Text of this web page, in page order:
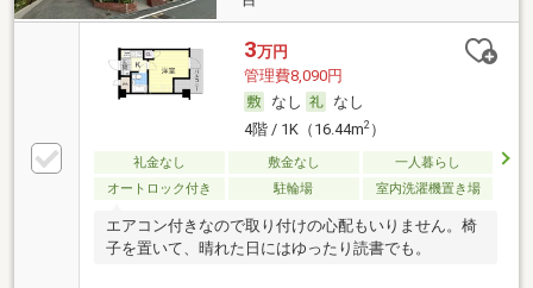
3万円
管理費8,090円
なし
なし
4階 / 1K（16.44m2）
礼金なし 敷金なし
一人暮らし
オートロック付き
駐輪場 室内洗濯機置き場
エアコン付きなので取り付けの心配もいりません。椅
子を置いて、晴れた日にはゆったり読書でも。